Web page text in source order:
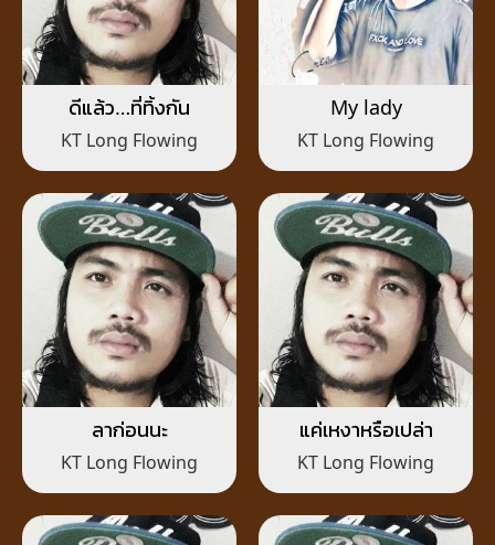
ดีแล้ว…ที่ทิ้งกัน
KT Long Flowing
My lady
KT Long Flowing
ลาก่อนนะ
KT Long Flowing
แค่เหงาหรือเปล่า
KT Long Flowing